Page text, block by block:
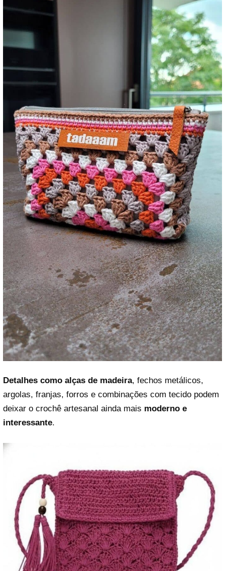
Detalhes como alças de madeira, fechos metálicos,
argolas, franjas, forros e combinações com tecido podem
deixar o crochê artesanal ainda mais moderno e
interessante.